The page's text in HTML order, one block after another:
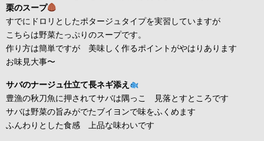
栗のスープ
すでにドロリとしたポタージュタイプを実習していますが
こちらは野菜たっぷりのスープです。
作り方は簡単ですが 美味しく作るポイントがやはりあります
お味見大事〜
サバのナージュ仕立て長ネギ添え
豊漁の秋刀魚に押されてサバは隅っこ 見落とすところです
サバは野菜の旨みがでたブイヨンで味をふくめます
ふんわりとした食感 上品な味わいです